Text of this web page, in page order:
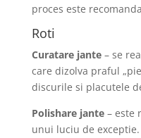
proces este
Roti
Curatare jante – se
care dizolva praful
discurile si placutele
Polishare jante– este
unui luciu de